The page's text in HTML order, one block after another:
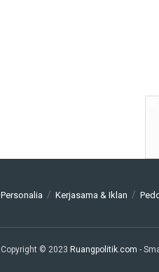
Personalia Kerjasama & Iklan
Copyright © 2023 Ruangpolitik.com -